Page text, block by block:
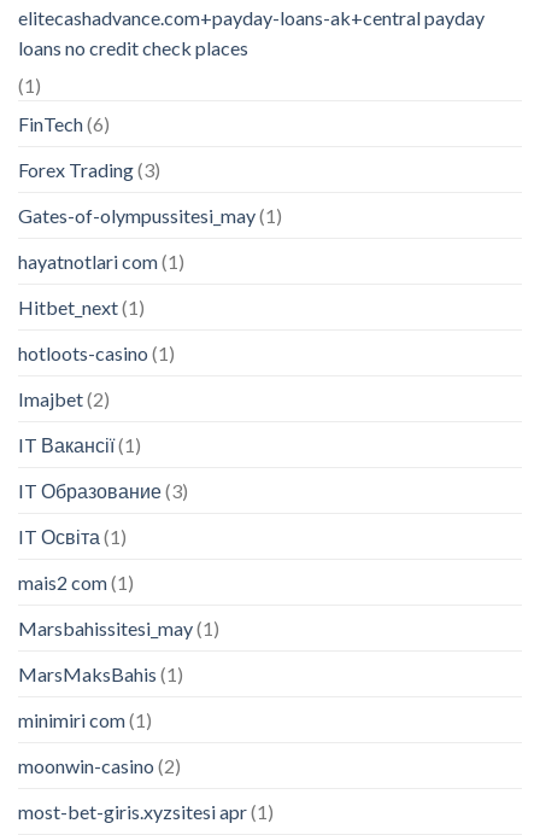
elitecashadvance.com+payday-loans-ak+central payday
loans no credit check places
(1)
FinTech(6)
Forex Trading(3)
Gates-of-olympussitesi_may(1)
hayatnotlari com(1)
Hitbet_next(1)
hotloots-casino (1)
Imajbet(2)
IT Вакансії(1)
IT Образование(3)
IT Освіта (1)
mais2 com(1)
Marsbahissitesi_may(1)
MarsMaksBahis (1)
minimiri com(1)
moonwin-casino (2)
most-bet-giris.xyzsitesi apr(1)